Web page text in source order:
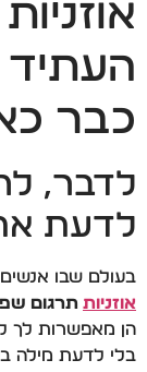
כבר
לדבר,
לדעת
בעולם שבו
אוזניות תרגום
הן מאפשרות לך
בלי לדעת מילה